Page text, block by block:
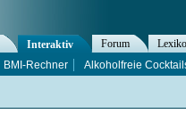
Interaktiv Forum
BMI-Rechner Alkoholfreie